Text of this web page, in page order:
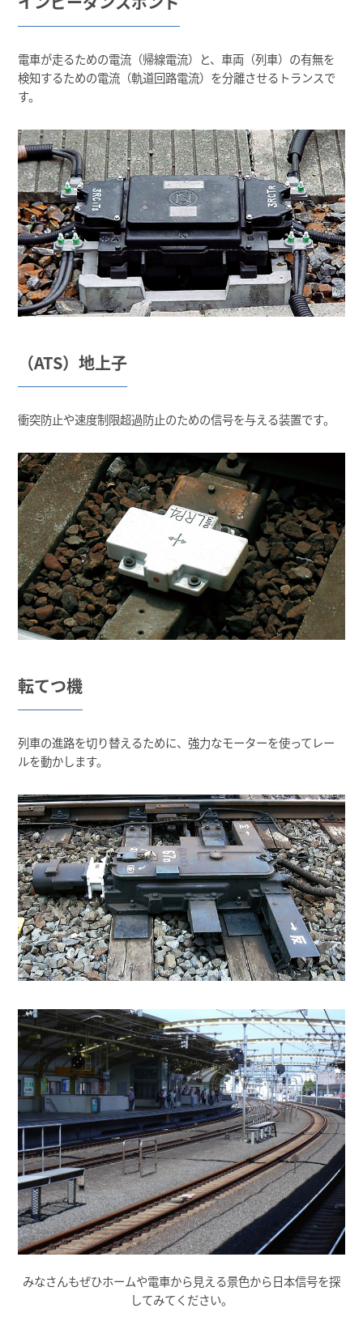
電車が走るための電流（帰線電流）と、車両（列車）の有無を
検知するための電流（軌道回路電流）を分離させるトランスで
す。
（ATS）地上子
衝突防止や速度制限超過防止のための信号を与える装置です。
転てつ機
列車の進路を切り替えるために、強力なモーターを使ってレー
ルを動かします。
みなさんもぜひホームや電車から見える景色から日本信号を探
してみてください。